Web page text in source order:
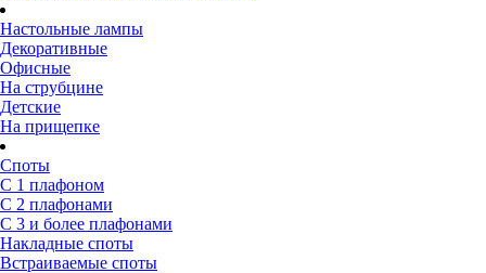
Настольные лампы
Декоративные
Офисные
На струбцине
Детские
На прищепке
Споты
С 1 плафоном
С 2 плафонами
С 3 и более плафонами
Накладные споты
Встраиваемые споты